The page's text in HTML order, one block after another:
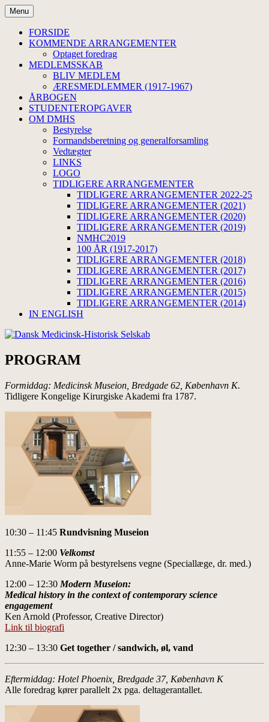
Hop
til
indhold
Dansk Medicinsk-Historisk
Selskab
Menu
FORSIDE
KOMMENDE ARRANGEMENTER
Optaget foredrag
MEDLEMSSKAB
BLIV MEDLEM
ÆRESMEDLEMMER (1917-1967)
ÅRBOGEN
STUDENTEROPGAVER
OM DMHS
Bestyrelse
Formandsberetning og generalforsamling
Vedtægter
LINKS
LOGO
TIDLIGERE ARRANGEMENTER
TIDLIGERE ARRANGEMENTER 2022-25
TIDLIGERE ARRANGEMENTER (2021)
TIDLIGERE ARRANGEMENTER (2020)
TIDLIGERE ARRANGEMENTER (2019)
NMHC2019
100 ÅR (1917-2017)
TIDLIGERE ARRANGEMENTER (2018)
TIDLIGERE ARRANGEMENTER (2017)
TIDLIGERE ARRANGEMENTER (2016)
TIDLIGERE ARRANGEMENTER (2015)
TIDLIGERE ARRANGEMENTER (2014)
IN ENGLISH
PROGRAM
Formiddag: Medicinsk Museion, Bredgade 62, København K.
Tidligere Kongelige Kirurgiske Akademi fra 1787.
10:30 – 11:45 Rundvisning Museion
11:55 – 12:00 Velkomst
Anne-Marie Worm på bestyrelsens vegne (Speciallæge, dr. med.)
12:00 – 12:30 Modern Museion:
Medical history in the context of contemporary science
engagement
Ken Arnold (Professor, Creative Director)
Link til biografi
12:30 – 13:30 Get together / sandwich, øl, vand
Eftermiddag: Hotel Phoenix, Bredgade 37, København K
Alle foredrag kører parallelt 2x pga. deltagerantallet.